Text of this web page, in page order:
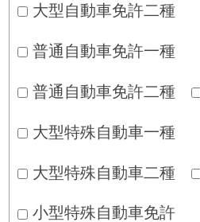
大型自動車免許二種
普通自動車免許一種
普通自動車免許二種
大型特殊自動車一種
大型特殊自動車二種
小型特殊自動車免許